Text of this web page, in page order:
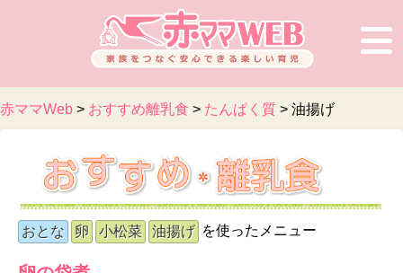
赤ママWeb > おすすめ離乳食 > たんぱく質 > 油揚げ
おとな 卵 小松菜 油揚げ を使ったメニュー